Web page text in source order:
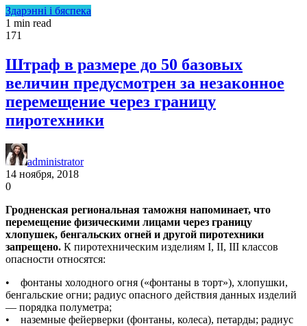
Здарэнні і бяспека
1 min read
171
Штраф в размере до 50 базовых
величин предусмотрен за незаконное
перемещение через границу
пиротехники
administrator
14 ноября, 2018
0
Гродненская региональная таможня напоминает, что
перемещение физическими лицами через границу
хлопушек, бенгальских огней и другой пиротехники
запрещено. К пиротехническим изделиям I, II, III классов
опасности относятся:
• фонтаны холодного огня («фонтаны в торт»), хлопушки,
бенгальские огни; радиус опасного действия данных изделий
— порядка полуметра;
• наземные фейерверки (фонтаны, колеса), петарды; радиус